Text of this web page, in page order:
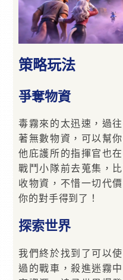
策略玩法
爭奪物資
毒霧來的太迅速，過
著無數物資，可以幫
他庇護所的指揮官也
戰鬥小隊前去蒐集，
收物資，不惜一切代
你的對手得到了！
探索世界
我們終於找到了可以
過的戰車，殺進迷霧